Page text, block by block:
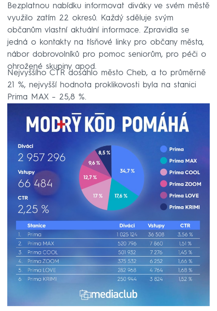
Bezplatnou nabídku informovat diváky ve svém městě
využilo zatím 22 okresů. Každý sděluje svým
občanům vlastní aktuální informace. Zpravidla se
jedná o kontakty na tísňové linky pro občany města,
nábor dobrovolníků pro pomoc seniorům, pro péči o
ohrožené skupiny apod.
Nejvyššího CTR dosáhlo město Cheb, a to průměrně
21 %, nejvyšší hodnota proklikovosti byla na stanici
Prima MAX – 25,8 %.